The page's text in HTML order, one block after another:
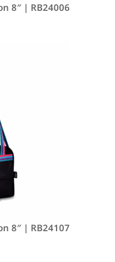
8″ | RB24006
8″ | RB24107